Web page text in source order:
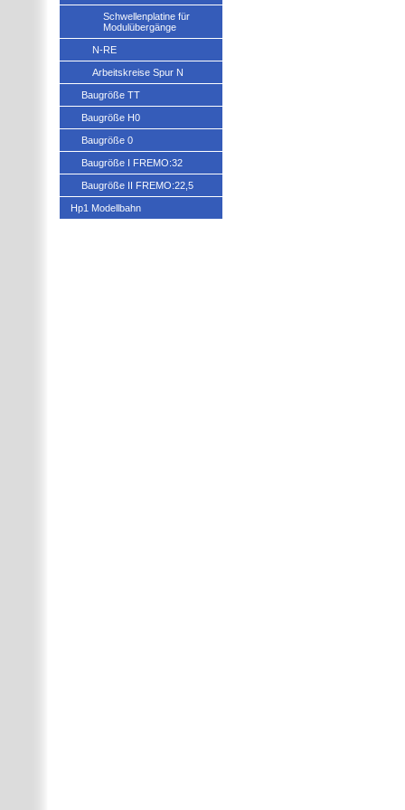
Schwellenplatine für
Modulübergänge
N-RE
Arbeitskreise Spur N
Baugröße TT
Baugröße H0
Baugröße 0
Baugröße I FREMO:32
Baugröße II FREMO:22,5
Hp1 Modellbahn